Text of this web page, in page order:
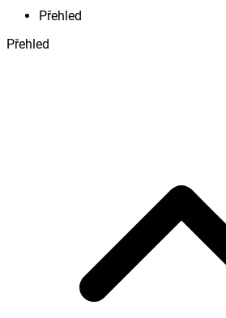
Přehled
Přehled